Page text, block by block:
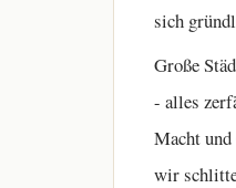
sich
Große
- alles
Macht
wir